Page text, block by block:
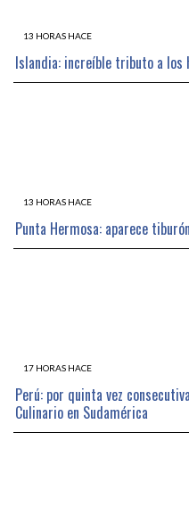
13 HORAS HACE
Islandia: increíble tributo a los
13 HORAS HACE
Punta Hermosa: aparece
17 HORAS HACE
Perú: por quinta vez
Culinario en Sudamérica